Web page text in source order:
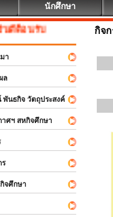
นักศึกษา
า
ล
ธกิจ วัตถุประสงค์
ศฯ สหกิจศึกษา
จศึกษา
กิจ